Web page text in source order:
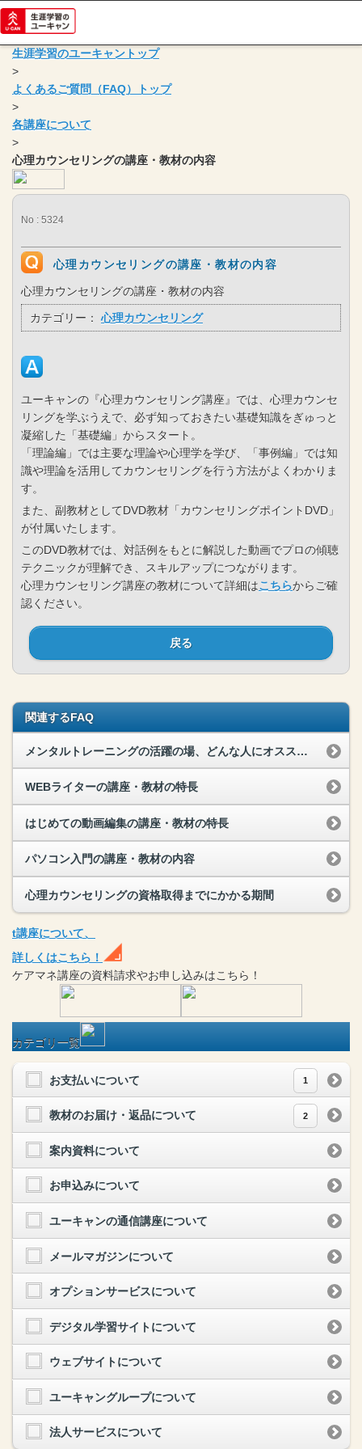
生涯学習のユーキャントップ
>
よくあるご質問（FAQ）トップ
>
各講座について
>
心理カウンセリングの講座・教材の内容
No : 5324
心理カウンセリングの講座・教材の内容
心理カウンセリングの講座・教材の内容
カテゴリー： 心理カウンセリング
ユーキャンの『心理カウンセリング講座』では、心理カウンセ
リングを学ぶうえで、必ず知っておきたい基礎知識をぎゅっと
凝縮した「基礎編」からスタート。
「理論編」では主要な理論や心理学を学び、「事例編」では知
識や理論を活用してカウンセリングを行う方法がよくわかりま
す。
また、副教材としてDVD教材「カウンセリングポイントDVD」
が付属いたします。
このDVD教材では、対話例をもとに解説した動画でプロの傾聴
テクニックが理解でき、スキルアップにつながります。
心理カウンセリング講座の教材について詳細はこちらからご確
認ください。
戻る
関連するFAQ
メンタルトレーニングの活躍の場、どんな人にオススメ？
WEBライターの講座・教材の特長
はじめての動画編集の講座・教材の特長
パソコン入門の講座・教材の内容
心理カウンセリングの資格取得までにかかる期間
t講座について、
詳しくはこちら！
ケアマネ講座の資料請求やお申し込みはこちら！
カテゴリ一覧
お支払いについて 1
教材のお届け・返品について 2
案内資料について
お申込みについて
ユーキャンの通信講座について
メールマガジンについて
オプションサービスについて
デジタル学習サイトについて
ウェブサイトについて
ユーキャングループについて
法人サービスについて